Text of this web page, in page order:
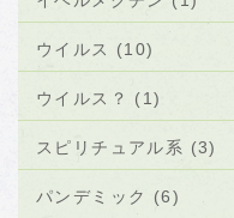
ウイルス (10)
ウイルス？ (1)
スピリチュアル系 (3)
パンデミック (6)